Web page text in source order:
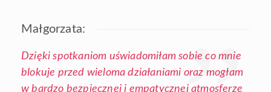
Małgorzata:
Dzięki spotkaniom uświadomiłam sobie co mnie
blokuje przed wieloma działaniami oraz mogłam
w bardzo bezpiecznej i empatycznej atmosferze